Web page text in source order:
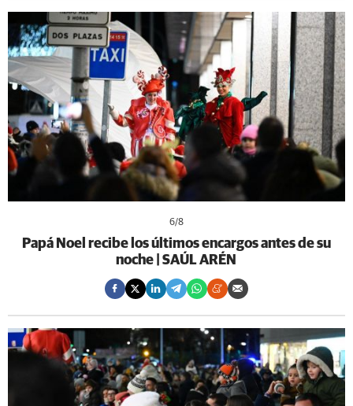
6/8
Papá Noel recibe los últimos encargos antes de su
noche | SAÚL ARÉN